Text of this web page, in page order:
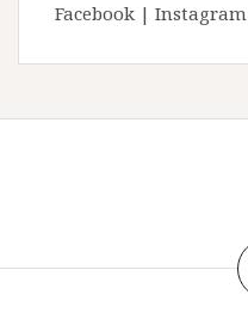
Facebook | Instagram